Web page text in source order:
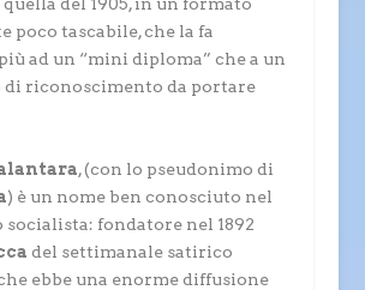
quella del 1905, in un formato
poco tascabile, che la fa
ad un “mini diploma” che a un
di riconoscimento da portare
, (con lo pseudonimo di
) è un nome ben conosciuto nel
fondatore nel 1892
del settimanale satirico
ebbe una enorme diffusione